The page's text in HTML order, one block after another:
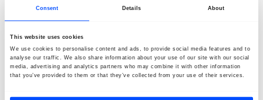
Consent Details About
This website uses cookies
We use cookies to personalise content and ads, to provide social media features and to
analyse our traffic. We also share information about your use of our site with our social
media, advertising and analytics partners who may combine it with other information
that you’ve provided to them or that they’ve collected from your use of their services.
Joost Art Academy Breda, gevolgd door een MFA-
programma aan de Universiteit van Barcelona van
solotentoonstellingen in FOAM museum, C&H Gallery
en Melkweg Expo in Amsterdam, MONA Detroit en
Youkobo Art Space in Tokyo. Ze nam ook deel aan
verschillende groepstentoonstellingen waaronder in